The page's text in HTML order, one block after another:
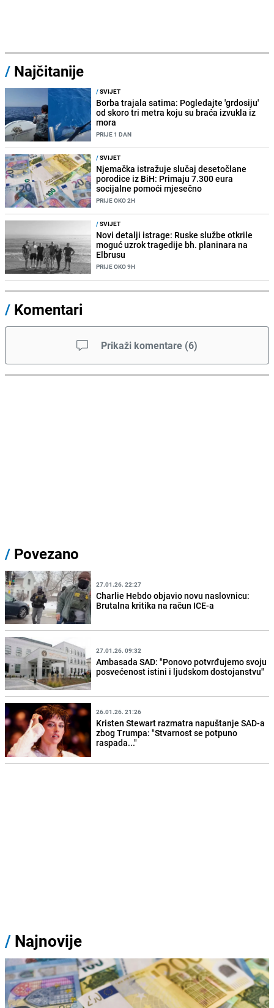
/ Najčitanije
/SVIJET
Borba trajala satima: Pogledajte 'grdosiju'
od skoro tri metra koju su braća izvukla iz
mora
PRIJE 1 DAN
/SVIJET
Njemačka istražuje slučaj desetočlane
porodice iz BiH: Primaju 7.300 eura
socijalne pomoći mjesečno
PRIJE OKO 2H
/SVIJET
Novi detalji istrage: Ruske službe otkrile
moguć uzrok tragedije bh. planinara na
Elbrusu
PRIJE OKO 9H
/ Komentari
Prikaži komentare (6)
/ Povezano
27.01.26. 22:27
Charlie Hebdo objavio novu naslovnicu:
Brutalna kritika na račun ICE-a
27.01.26. 09:32
Ambasada SAD: "Ponovo potvrđujemo svoju
posvećenost istini i ljudskom dostojanstvu"
26.01.26. 21:26
Kristen Stewart razmatra napuštanje SAD-a
zbog Trumpa: "Stvarnost se potpuno
raspada..."
/ Najnovije